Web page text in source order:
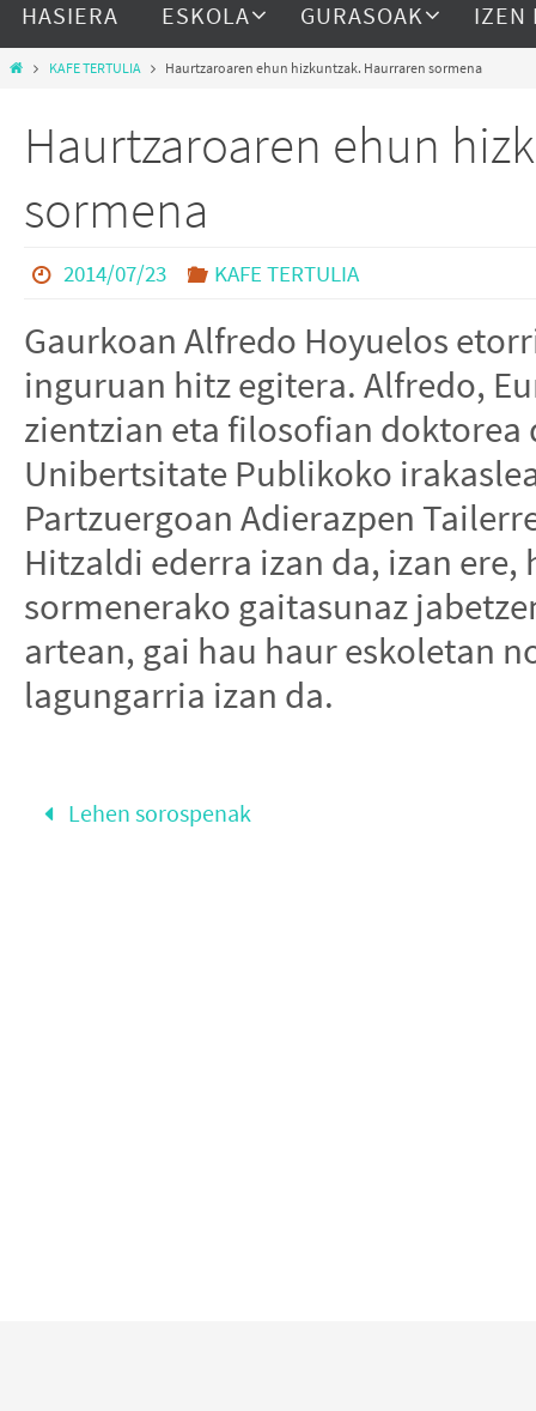
HASIERA ESKOLA GURASOAK IZEN
KAFE TERTULIA Haurtzaroaren ehun hizkuntzak. Haurraren sormena
Haurtzaroaren ehun
sormena
2014/07/23 KAFE TERTULIA
Gaurkoan Alfredo Hoyuelos
inguruan hitz egitera. Alfredo,
zientzian eta filosofian doktorea
Unibertsitate Publikoko
Partzuergoan Adierazpen
Hitzaldi ederra izan da, izan
sormenerako gaitasunaz
artean, gai hau haur eskoletan
lagungarria izan da.
Lehen sorospenak